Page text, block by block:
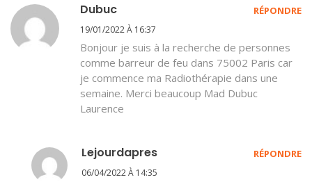
Dubuc
19/01/2022 À 16:37
Bonjour je suis à la recherche de personnes
comme barreur de feu dans 75002 Paris car
je commence ma Radiothérapie dans une
semaine. Merci beaucoup Mad Dubuc
Laurence
RÉPONDRE
Lejourdapres
06/04/2022 À 14:35
RÉPONDRE